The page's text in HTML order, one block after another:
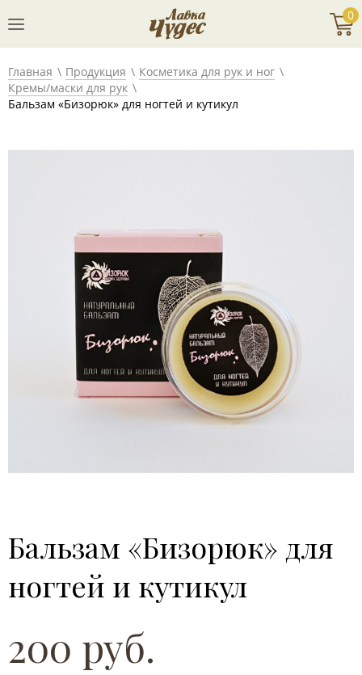
0
Главная Продукция
Косметика для рук и ног
Кремы/маски для рук
Бальзам «Бизорюк» для ногтей и кутикул
Бальзам «Бизорюк» для
ногтей и кутикул
200 руб.